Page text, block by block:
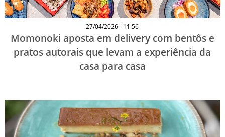
27/04/2026 - 11:56
Momonoki aposta em delivery com bentôs e
pratos autorais que levam a experiência da
casa para casa